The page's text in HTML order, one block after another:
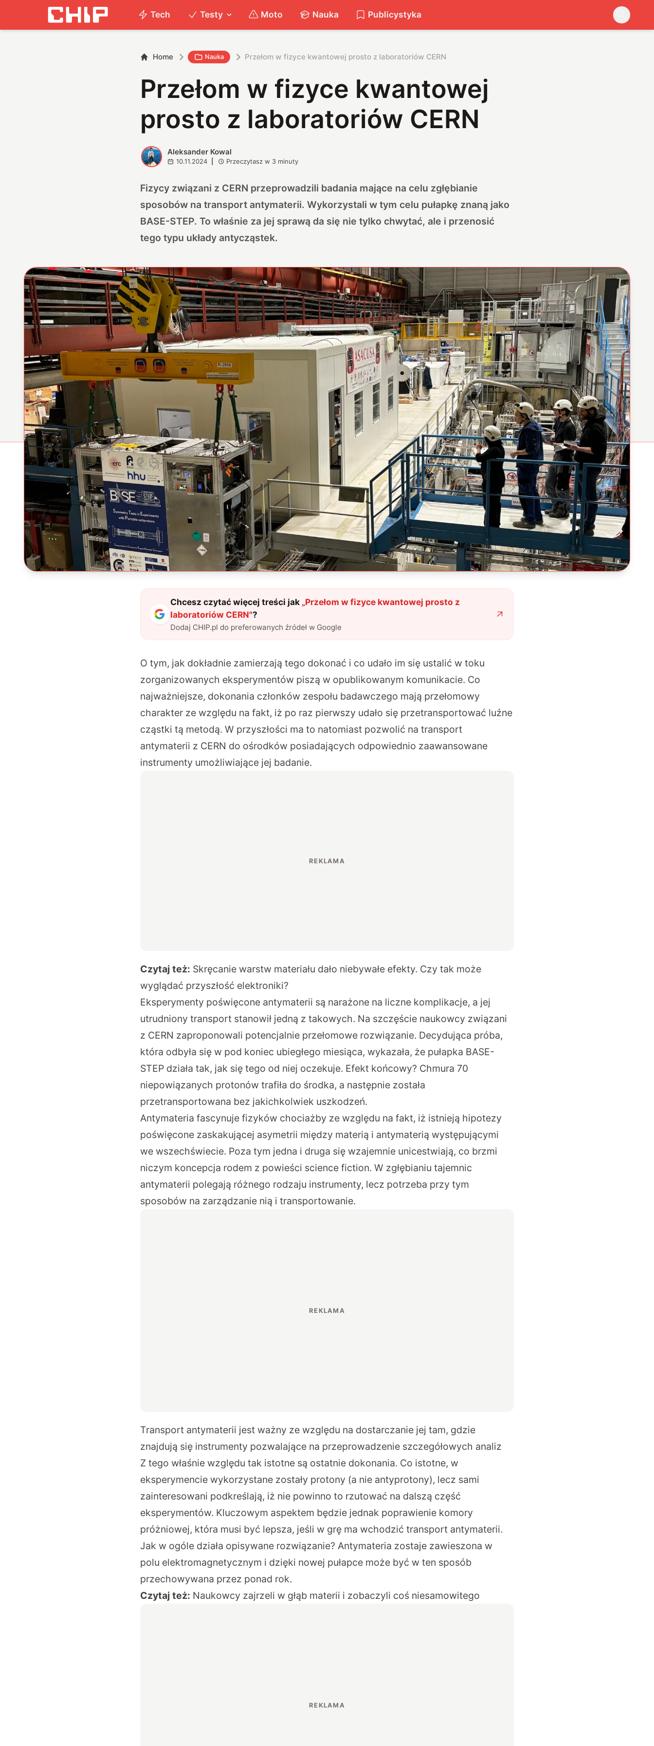
Tech Testy Moto Nauka Publicystyka
Home Nauka Przełom w fizyce kwantowej prosto z laboratoriów CERN
Przełom w fizyce kwantowej
prosto z laboratoriów CERN
A Aleksander Kowal
10.11.2024 Przeczytasz w 3 minuty
Fizycy związani z CERN przeprowadzili badania mające na celu zgłębianie
sposobów na transport antymaterii. Wykorzystali w tym celu pułapkę znaną jako
BASE-STEP. To właśnie za jej sprawą da się nie tylko chwytać, ale i przenosić
tego typu układy antycząstek.
Chcesz czytać więcej treści jak „Przełom w fizyce kwantowej prosto z
laboratoriów CERN"?
Dodaj CHIP.pl do preferowanych źródeł w Google
O tym, jak dokładnie zamierzają tego dokonać i co udało im się ustalić w toku
zorganizowanych eksperymentów piszą w opublikowanym komunikacie. Co
najważniejsze, dokonania członków zespołu badawczego mają przełomowy
charakter ze względu na fakt, iż po raz pierwszy udało się przetransportować luźne
cząstki tą metodą. W przyszłości ma to natomiast pozwolić na transport
antymaterii z CERN do ośrodków posiadających odpowiednio zaawansowane
instrumenty umożliwiające jej badanie.
Czytaj też: Skręcanie warstw materiału dało niebywałe efekty. Czy tak może
wyglądać przyszłość elektroniki?
Eksperymenty poświęcone antymaterii są narażone na liczne komplikacje, a jej
utrudniony transport stanowił jedną z takowych. Na szczęście naukowcy związani
z CERN zaproponowali potencjalnie przełomowe rozwiązanie. Decydująca próba,
która odbyła się w pod koniec ubiegłego miesiąca, wykazała, że pułapka BASE-
STEP działa tak, jak się tego od niej oczekuje. Efekt końcowy? Chmura 70
niepowiązanych protonów trafiła do środka, a następnie została
przetransportowana bez jakichkolwiek uszkodzeń.
Antymateria fascynuje fizyków chociażby ze względu na fakt, iż istnieją hipotezy
poświęcone zaskakującej asymetrii między materią i antymaterią występującymi
we wszechświecie. Poza tym jedna i druga się wzajemnie unicestwiają, co brzmi
niczym koncepcja rodem z powieści science fiction. W zgłębianiu tajemnic
antymaterii polegają różnego rodzaju instrumenty, lecz potrzeba przy tym
sposobów na zarządzanie nią i transportowanie.
Transport antymaterii jest ważny ze względu na dostarczanie jej tam, gdzie
znajdują się instrumenty pozwalające na przeprowadzenie szczegółowych analiz
Z tego właśnie względu tak istotne są ostatnie dokonania. Co istotne, w
eksperymencie wykorzystane zostały protony (a nie antyprotony), lecz sami
zainteresowani podkreślają, iż nie powinno to rzutować na dalszą część
eksperymentów. Kluczowym aspektem będzie jednak poprawienie komory
próżniowej, która musi być lepsza, jeśli w grę ma wchodzić transport antymaterii.
Jak w ogóle działa opisywane rozwiązanie? Antymateria zostaje zawieszona w
polu elektromagnetycznym i dzięki nowej pułapce może być w ten sposób
przechowywana przez ponad rok.
Czytaj też: Naukowcy zajrzeli w głąb materii i zobaczyli coś niesamowitego